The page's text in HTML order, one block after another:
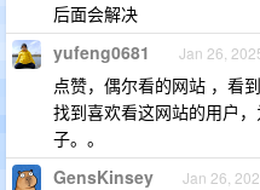
后面会解决
yufeng0681 Jan 26,
点赞，偶尔看的网站 ，看
找到喜欢看这网站的用户
子。。
GensKinsey Jan 26,